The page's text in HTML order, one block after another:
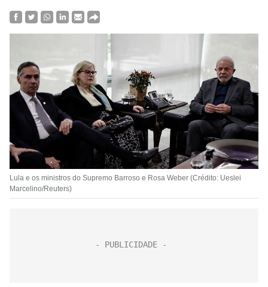
Lula e os ministros do Supremo Barroso e Rosa Weber (Crédito: Ueslei
Marcelino/Reuters)